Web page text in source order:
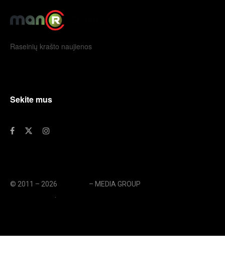
Raseinių krašto naujienos
Sekite mus
© 2011 – 2026 – MEDIA GROUP